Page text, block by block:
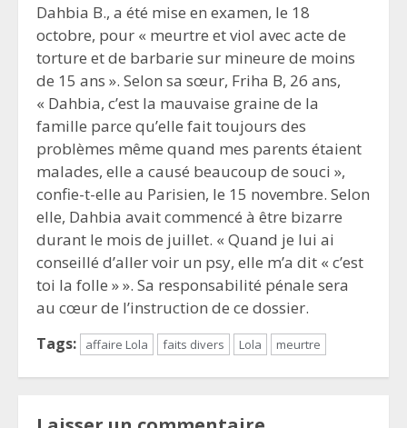
Dahbia B., a été mise en examen, le 18
octobre, pour « meurtre et viol avec acte de
torture et de barbarie sur mineure de moins
de 15 ans ». Selon sa sœur, Friha B, 26 ans,
« Dahbia, c’est la mauvaise graine de la
famille parce qu’elle fait toujours des
problèmes même quand mes parents étaient
malades, elle a causé beaucoup de souci »,
confie-t-elle au Parisien, le 15 novembre. Selon
elle, Dahbia avait commencé à être bizarre
durant le mois de juillet. « Quand je lui ai
conseillé d’aller voir un psy, elle m’a dit « c’est
toi la folle » ». Sa responsabilité pénale sera
au cœur de l’instruction de ce dossier.
Tags: affaire Lola faits divers Lola meurtre